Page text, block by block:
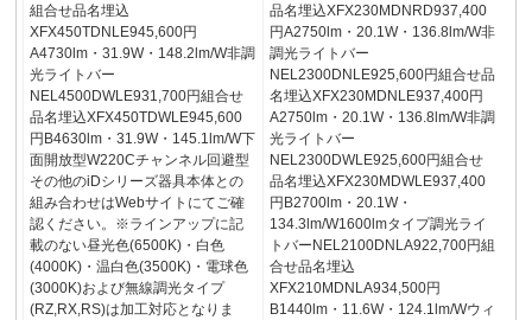
組合せ品名埋込
XFX450TDNLE945,600円
A4730lm・31.9W・148.2lm/W非調
光ライトバー
NEL4500DWLE931,700円組合せ
品名埋込XFX450TDWLE945,600
円B4630lm・31.9W・145.1lm/W下
面開放型W220Cチャンネル回避型
その他のiDシリーズ器具本体との
組み合わせはWebサイトにてご確
認ください。※ラインアップに記
載のない昼光色(6500K)・白色
(4000K)・温白色(3500K)・電球色
(3000K)および無線調光タイプ
(RZ,RX,RS)は加工対応となりま
品名埋込XFX230MDNRD937,400
円A2750lm・20.1W・136.8lm/W非
調光ライトバー
NEL2300DNLE925,600円組合せ品
名埋込XFX230MDNLE937,400円
A2750lm・20.1W・136.8lm/W非調
光ライトバー
NEL2300DWLE925,600円組合せ
品名埋込XFX230MDWLE937,400
円B2700lm・20.1W・
134.3lm/W1600lmタイプ調光ライ
トバーNEL2100DNLA922,700円組
合せ品名埋込
XFX210MDNLA934,500円
B1440lm・11.6W・124.1lm/Wウィ